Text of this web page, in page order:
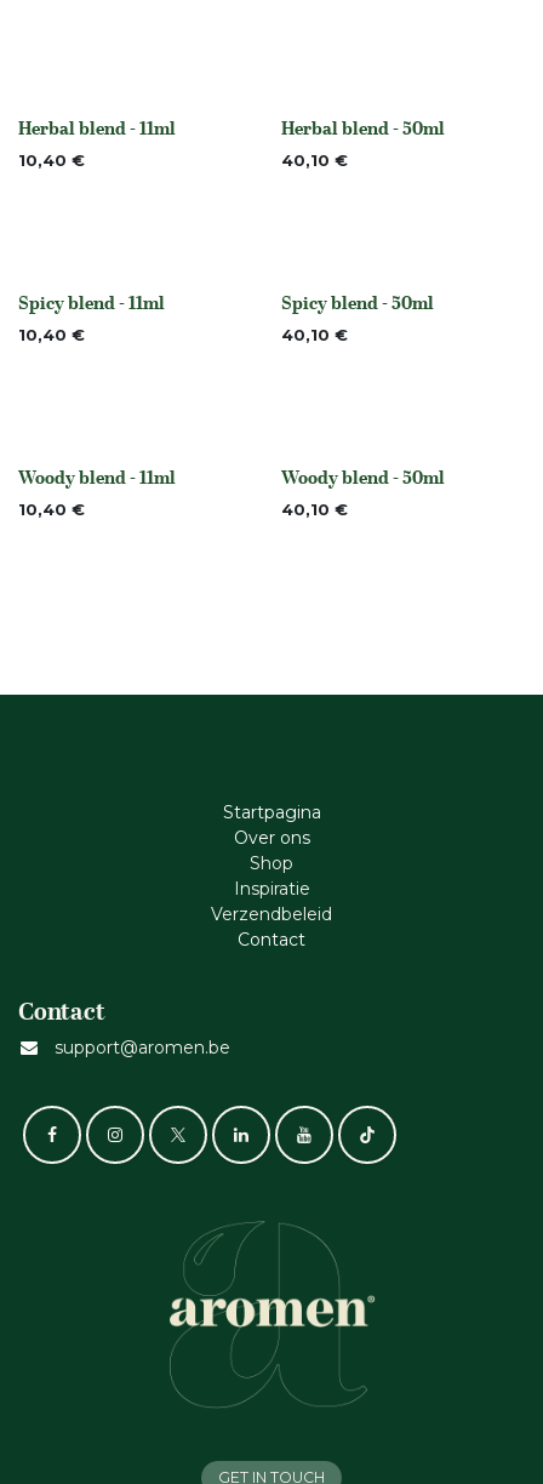
None
Herbal blend - 11ml
10,40 € None
Herbal blend - 50ml
40,10 €
Niet op voorraad
Spicy blend - 11ml
10,40 € Niet op voorraad
Spicy blend - 50ml
40,10 €
None
Woody blend - 11ml
10,40 € None
Woody blend - 50ml
40,10 €
Startpagina
Ove​r​ ons
Shop
Inspiratie
Verzendbeleid
Cont​act
Contact
support@aromen.be
GET IN TOUCH